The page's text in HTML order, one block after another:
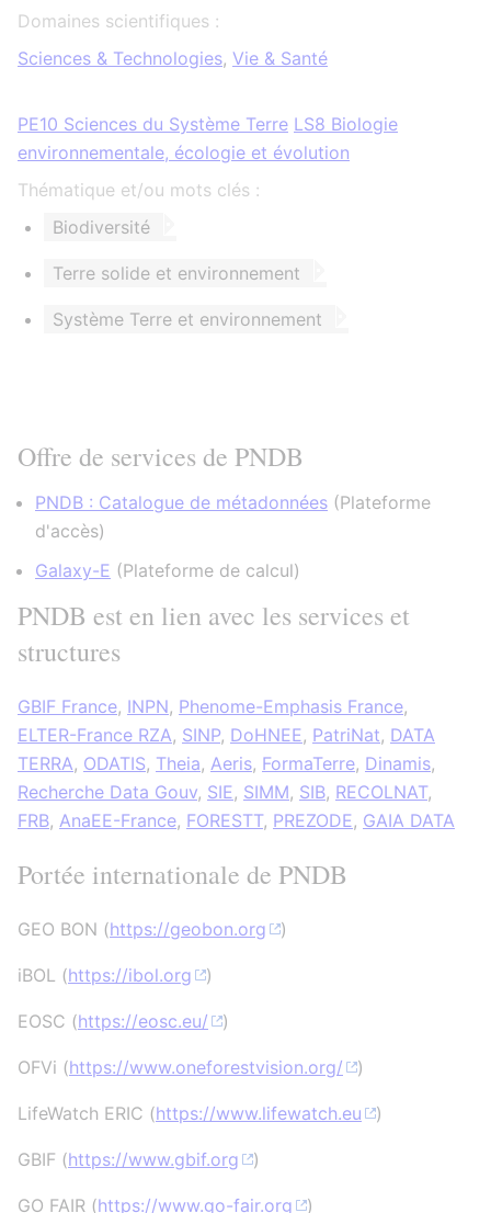
Domaines scientifiques :
Sciences & Technologies, Vie & Santé
PE10 Sciences du Système Terre LS8 Biologie
environnementale, écologie et évolution
Thématique et/ou mots clés :
Biodiversité
Terre solide et environnement
Système Terre et environnement
Offre de services de PNDB
PNDB : Catalogue de métadonnées (Plateforme
d'accès)
Galaxy-E (Plateforme de calcul)
PNDB est en lien avec les services et
structures
GBIF France, INPN, Phenome-Emphasis France,
ELTER-France RZA, SINP, DoHNEE, PatriNat, DATA
TERRA, ODATIS, Theia, Aeris, FormaTerre, Dinamis,
Recherche Data Gouv, SIE, SIMM, SIB, RECOLNAT,
FRB, AnaEE-France, FORESTT, PREZODE, GAIA DATA
Portée internationale de PNDB
GEO BON (https://geobon.org )
iBOL (https://ibol.org )
EOSC (https://eosc.eu/ )
OFVi (https://www.oneforestvision.org/ )
LifeWatch ERIC (https://www.lifewatch.eu )
GBIF (https://www.gbif.org )
GO FAIR (https://www.go-fair.org )